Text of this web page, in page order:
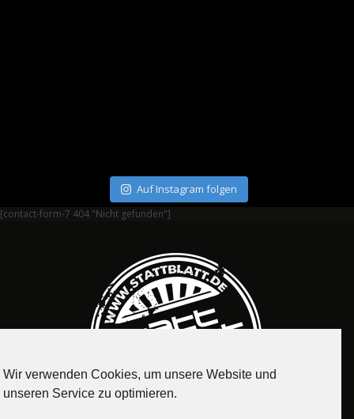
Auf Instagram folgen
[contact-form-7 404 "Nicht gefunden"]
Wir verwenden Cookies, um unsere Website und
unseren Service zu optimieren.